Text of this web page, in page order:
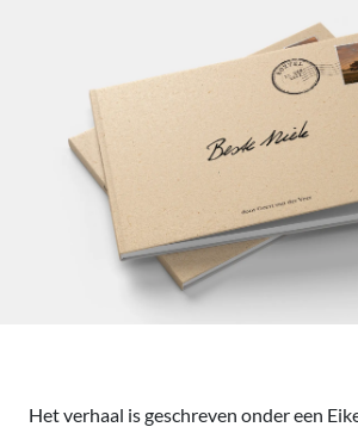
Het verhaal is geschreven onder een